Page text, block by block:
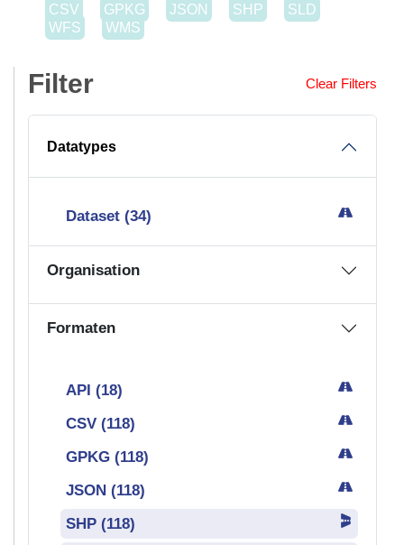
Dataset (34)
Organisation
CSV (118)
GPKG (118)
SHP (118)
WFS (115)
WMS (115)